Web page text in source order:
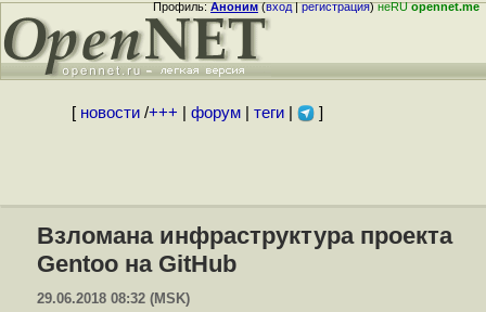
Профиль:Аноним(вход|регистрация)неRUopennet.me
[ новости/+++ форум| теги| ]
Взломана инфраструктура проекта
Gentoo на GitHub
29.06.2018 08:32 (MSK)